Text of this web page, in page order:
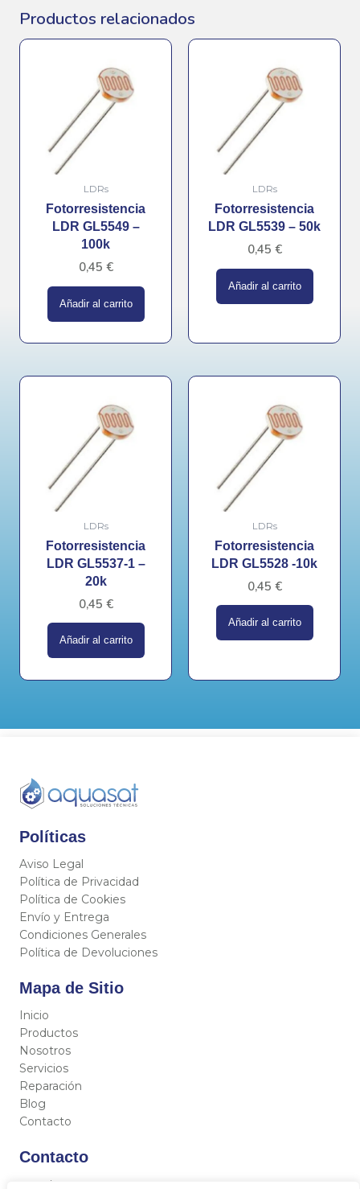
Productos relacionados
LDRs
Fotorresistencia
LDR GL5549 –
100k
0,45 €
Añadir al carrito
LDRs
Fotorresistencia
LDR GL5539 – 50k
0,45 €
Añadir al carrito
LDRs
Fotorresistencia
LDR GL5537-1 –
20k
0,45 €
Añadir al carrito
LDRs
Fotorresistencia
LDR GL5528 -10k
0,45 €
Añadir al carrito
Políticas
Aviso Legal
Política de Privacidad
Política de Cookies
Envío y Entrega
Condiciones Generales
Política de Devoluciones
Mapa de Sitio
Inicio
Productos
Nosotros
Servicios
Reparación
Blog
Contacto
Contacto
C/ Miguel Hernández 12, 46717 - La Font d’En Carròs